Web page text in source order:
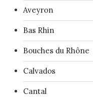
Aveyron
Bas Rhin
Bouches du Rhône
Calvados
Cantal